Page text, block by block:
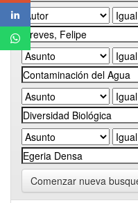
Comenzar nueva